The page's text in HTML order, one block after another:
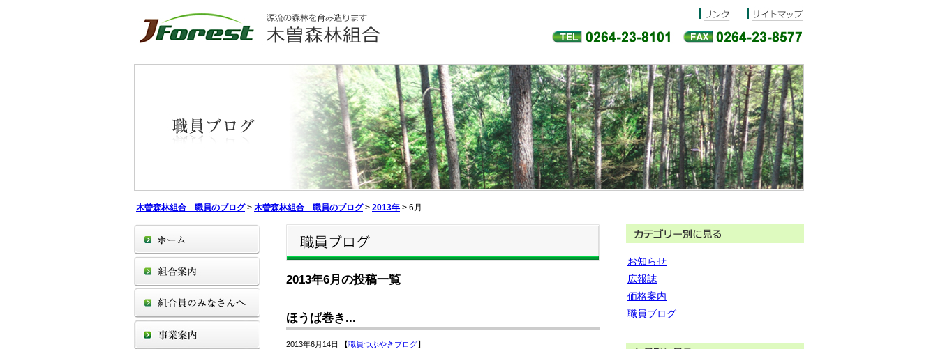
木曽森林組合 職員のブログ> 木曽森林組合 職員のブログ> 2013年 > 6月
2013年6月の投稿一覧
ほうば巻き...
2013年6月14日 【職員つぶやきブログ】
お知らせ
広報誌
価格案内
職員ブログ